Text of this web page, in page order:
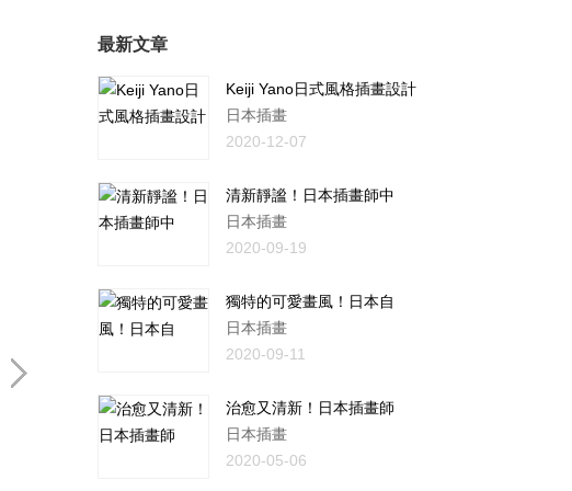
最新文章
Keiji Yano日式風格插畫設計
日本插畫
2020-12-07
清新靜謐！日本插畫師中
日本插畫
2020-09-19
獨特的可愛畫風！日本自
日本插畫
2020-09-11
治愈又清新！日本插畫師
日本插畫
2020-05-06